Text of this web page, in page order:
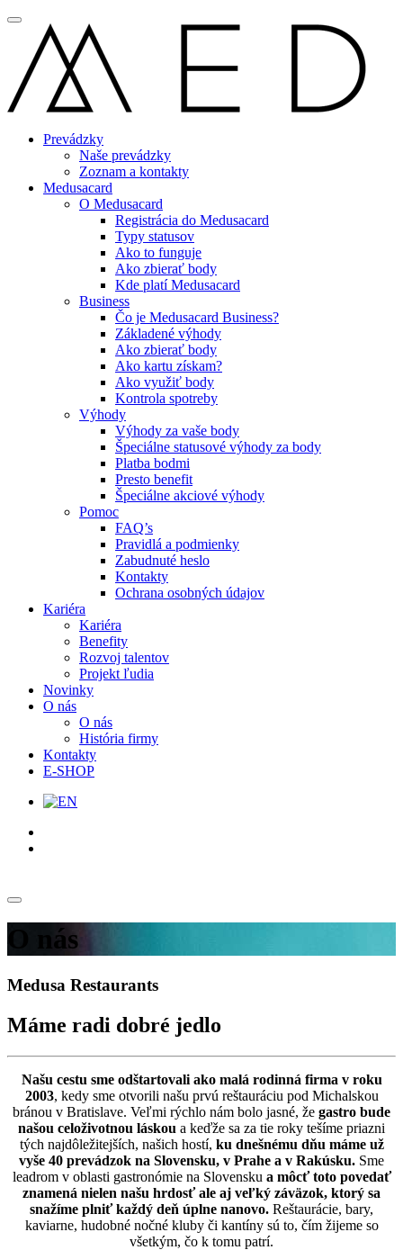
Prevádzky
Naše prevádzky
Zoznam a kontakty
Medusacard
O Medusacard
Registrácia do Medusacard
Typy statusov
Ako to funguje
Ako zbierať body
Kde platí Medusacard
Business
Čo je Medusacard Business?
Základené výhody
Ako zbierať body
Ako kartu získam?
Ako využiť body
Kontrola spotreby
Výhody
Výhody za vaše body
Špeciálne statusové výhody za body
Platba bodmi
Presto benefit
Špeciálne akciové výhody
Pomoc
FAQ’s
Pravidlá a podmienky
Zabudnuté heslo
Kontakty
Ochrana osobných údajov
Kariéra
Kariéra
Benefity
Rozvoj talentov
Projekt ľudia
Novinky
O nás
O nás
História firmy
Kontakty
E-SHOP
O nás
Medusa Restaurants
Máme radi dobré jedlo
Našu cestu sme odštartovali ako malá rodinná firma v roku
2003, kedy sme otvorili našu prvú reštauráciu pod Michalskou
bránou v Bratislave. Veľmi rýchlo nám bolo jasné, že gastro bude
našou celoživotnou láskou a keďže sa za tie roky tešíme priazni
tých najdôležitejších, našich hostí, ku dnešnému dňu máme už
vyše 40 prevádzok na Slovensku, v Prahe a v Rakúsku. Sme
leadrom v oblasti gastronómie na Slovensku a môcť toto povedať
znamená nielen našu hrdosť ale aj veľký záväzok, ktorý sa
snažíme plniť každý deň úplne nanovo. Reštaurácie, bary,
kaviarne, hudobné nočné kluby či kantíny sú to, čím žijeme so
všetkým, čo k tomu patrí.